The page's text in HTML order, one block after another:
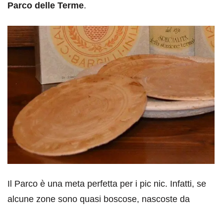
Parco delle Terme.
Il Parco è una meta perfetta per i pic nic. Infatti, se
alcune zone sono quasi boscose, nascoste da